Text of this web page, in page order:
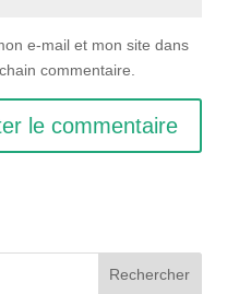
e-mail et mon site dans
commentaire.